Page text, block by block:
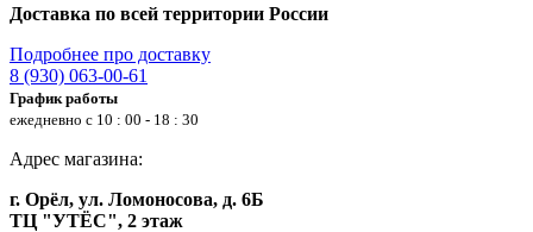
Доставка по всей территории России
Подробнее про доставку
8 (930) 063-00-61
График работы
ежедневно с 10 : 00 - 18 : 30
Адрес магазина:
г. Орёл, ул. Ломоносова, д. 6Б
ТЦ "УТЁС", 2 этаж